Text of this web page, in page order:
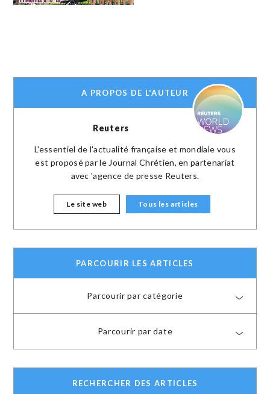
A PROPOS DE L'AUTEUR
Reuters
L'essentiel de l'actualité française et mondiale vous
est proposé par le Journal Chrétien, en partenariat
avec 'agence de presse Reuters.
Le site web Tous les articles
PARCOURIR LES ARTICLES
Parcourir par catégorie
Parcourir par date
RECHERCHER DES ARTICLES